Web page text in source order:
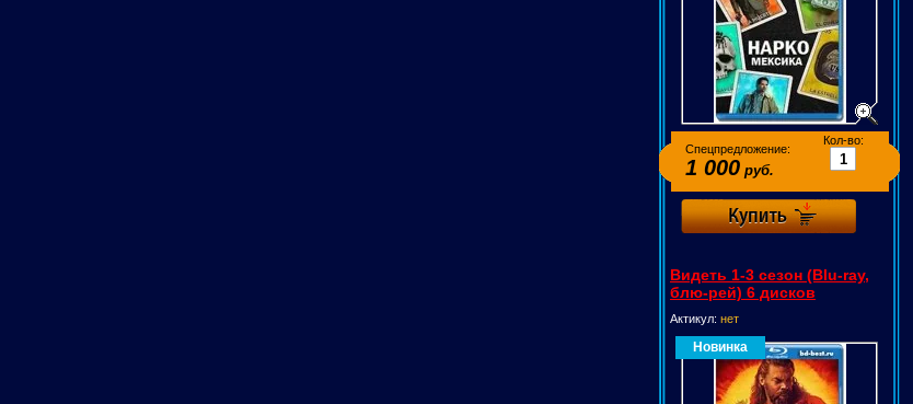
Спецпредложение:
1 000 руб.
Кол-во:
Видеть 1-3 сезон (Blu-ray,
блю-рей) 6 дисков
Актикул: нет
Новинка